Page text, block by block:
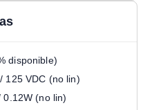
disponible)
125 VDC (no lin)
0.12W (no lin)